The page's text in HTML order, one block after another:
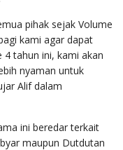
pihak sejak Volume
kami agar dapat
4 tahun ini, kami akan
nyaman untuk
Alif dalam
ini beredar terkait
maupun Dutdutan